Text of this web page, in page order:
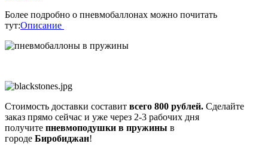
Более подробно о пневмобаллонах можно почитать
тут:Описание
Стоимость доставки составит всего 800 рублей. Сделайте
заказ прямо сейчас и уже через 2-3 рабочих дня
получите пневмоподушки в пружины в
городе Биробиджан!